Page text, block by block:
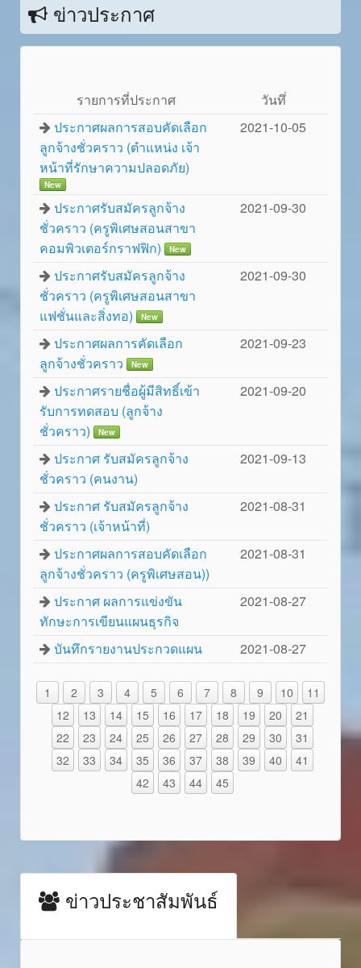
ข่าวประกาศ
รายการที่ประกาศ
วันทึ่
ประกาศผลการสอบคัดเลือก
ลูกจ้างชั่วคราว (ตำแหน่ง เจ้า
หน้าที่รักษาความปลอดภัย)
New
2021-10-05
ประกาศรับสมัครลูกจ้าง
ชั่วคราว (ครูพิเศษสอนสาขา
คอมพิวเตอร์กราฟฟิก)
New
2021-09-30
ประกาศรับสมัครลูกจ้าง
ชั่วคราว (ครูพิเศษสอนสาขา
แฟชั่นและสิ่งทอ)
New
2021-09-30
ประกาศผลการคัดเลือก
ลูกจ้างชั่วคราว
New
2021-09-23
ประกาศรายชื่อผู้มีสิทธิ์เข้า
รับการทดสอบ (ลูกจ้าง
ชั่วคราว)
New
2021-09-20
ประกาศ รับสมัครลูกจ้าง
ชั่วคราว (คนงาน)
2021-09-13
ประกาศ รับสมัครลูกจ้าง
ชั่วคราว (เจ้าหน้าที่)
2021-08-31
ประกาศผลการสอบคัดเลือก
ลูกจ้างชั่วคราว (ครูพิเศษสอน))
2021-08-31
ประกาศ ผลการแข่งขัน
ทักษะการเขียนแผนธุรกิจ
2021-08-27
บันทึกรายงานประกวดแผน 2021-08-27
1 2 3 4 5 6 7 8 9 10
11
12
13 14 15 16 17 18 19 20
21
22
23 24 25 26 27 28 29 30
31
32
33 34 35 36 37 38 39 40
41
42
43 44 45
ข่าวประชาสัมพันธ์